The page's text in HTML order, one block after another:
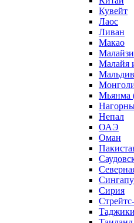
Кувейт
Лаос
Ливан
Макао
Малайя
Мьянма
Непал
ОАЭ
Оман
Сирия